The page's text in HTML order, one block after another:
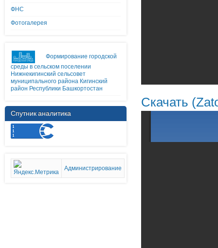
ФНС
Фотогалерея
Формирование городской
среды в сельском поселении
Нижнекигинский сельсовет
муниципального района Кигинский
район Республики Башкортостан
Спутник аналитика
Администрирование
Скачать